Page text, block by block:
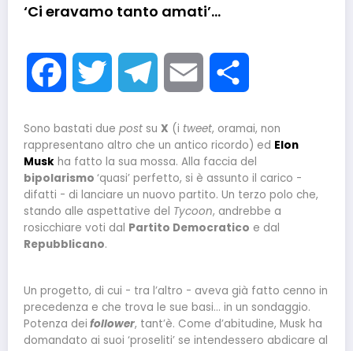
‘Ci eravamo tanto amati’…
FacebookTwitter TelegramEmail
Sono bastati due post su X (i tweet, oramai, non
rappresentano altro che un antico ricordo) ed Elon
Musk ha fatto la sua mossa. Alla faccia del
bipolarismo ‘quasi’ perfetto, si è assunto il carico -
difatti - di lanciare un nuovo partito. Un terzo polo che,
stando alle aspettative del Tycoon, andrebbe a
rosicchiare voti dal Partito Democratico e dal
Repubblicano.
Un progetto, di cui - tra l’altro - aveva già fatto cenno in
precedenza e che trova le sue basi… in un sondaggio.
Potenza dei follower, tant’è. Come d’abitudine, Musk ha
domandato ai suoi ‘proseliti’ se intendessero abdicare al